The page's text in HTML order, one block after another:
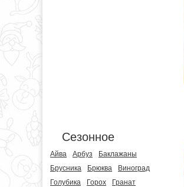
Сезонное
Айва Арбуз
Баклажаны
Брусника
Брюква
Виноград
Голубика
Горох
Гранат